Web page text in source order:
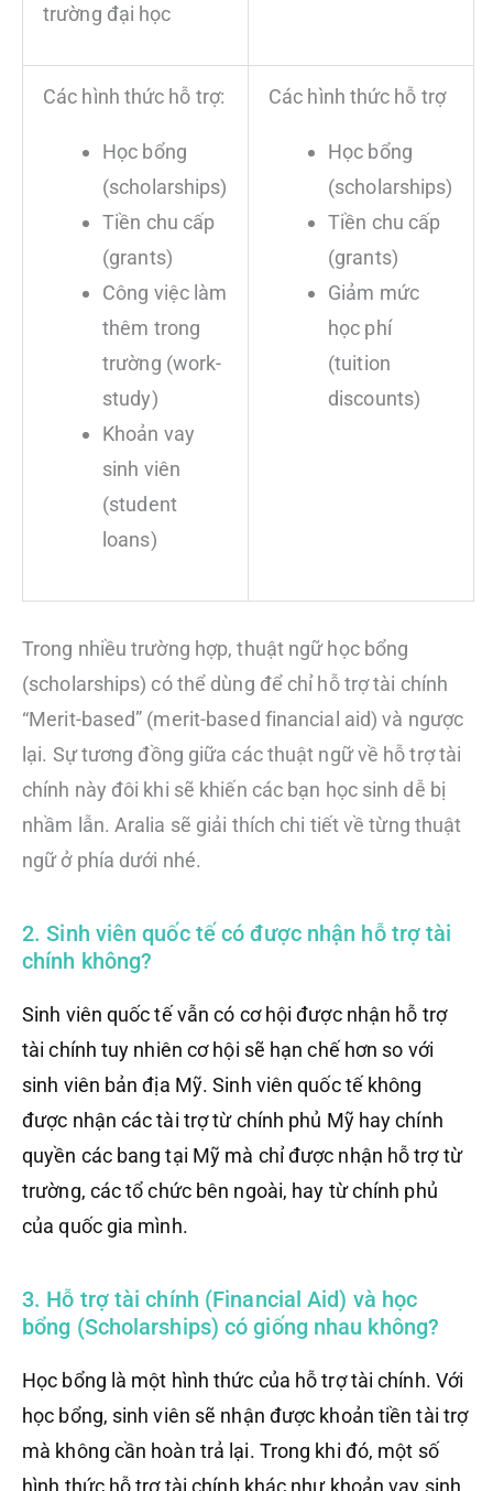
trường đại học
Các hình thức hỗ trợ:
Học bổng
(scholarships)
Tiền chu cấp
(grants)
Công việc làm
thêm trong
trường (work-
study)
Khoản vay
sinh viên
(student
loans)
Các hình thức hỗ trợ
Học bổng
(scholarships)
Tiền chu cấp
(grants)
Giảm mức
học phí
(tuition
discounts)
Trong nhiều trường hợp, thuật ngữ học bổng
(scholarships) có thể dùng để chỉ hỗ trợ tài chính
“Merit-based” (merit-based financial aid) và ngược
lại. Sự tương đồng giữa các thuật ngữ về hỗ trợ tài
chính này đôi khi sẽ khiến các bạn học sinh dễ bị
nhầm lẫn. Aralia sẽ giải thích chi tiết về từng thuật
ngữ ở phía dưới nhé.
2. Sinh viên quốc tế có được nhận hỗ trợ tài
chính không?
Sinh viên quốc tế vẫn có cơ hội được nhận hỗ trợ
tài chính tuy nhiên cơ hội sẽ hạn chế hơn so với
sinh viên bản địa Mỹ. Sinh viên quốc tế không
được nhận các tài trợ từ chính phủ Mỹ hay chính
quyền các bang tại Mỹ mà chỉ được nhận hỗ trợ từ
trường, các tổ chức bên ngoài, hay từ chính phủ
của quốc gia mình.
3. Hỗ trợ tài chính (Financial Aid) và học
bổng (Scholarships) có giống nhau không?
Học bổng là một hình thức của hỗ trợ tài chính. Với
học bổng, sinh viên sẽ nhận được khoản tiền tài trợ
mà không cần hoàn trả lại. Trong khi đó, một số
hình thức hỗ trợ tài chính khác như khoản vay sinh